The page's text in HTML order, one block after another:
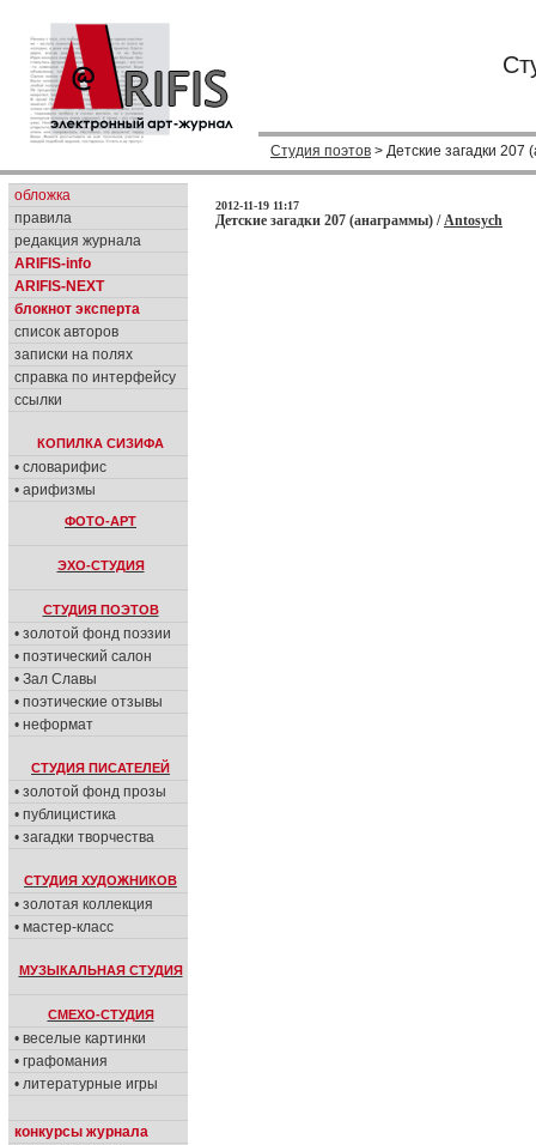
Студия поэтов > Детские загадки 207
обложка
правила
редакция журнала
ARIFIS-info
ARIFIS-NEXT
блокнот эксперта
список авторов
записки на полях
справка по интерфейсу
ссылки
КОПИЛКА СИЗИФА
• словарифис
• арифизмы
ФОТО-АРТ
ЭХО-СТУДИЯ
СТУДИЯ ПОЭТОВ
• золотой фонд поэзии
• поэтический салон
• Зал Славы
• поэтические отзывы
• неформат
СТУДИЯ ПИСАТЕЛЕЙ
• золотой фонд прозы
• публицистика
• загадки творчества
СТУДИЯ ХУДОЖНИКОВ
• золотая коллекция
• мастер-класс
МУЗЫКАЛЬНАЯ СТУДИЯ
СМЕХО-СТУДИЯ
• веселые картинки
• графомания
• литературные игры
конкурсы журнала
2012-11-19 11:17
Детские загадки 207 (анаграммы) /Antosych